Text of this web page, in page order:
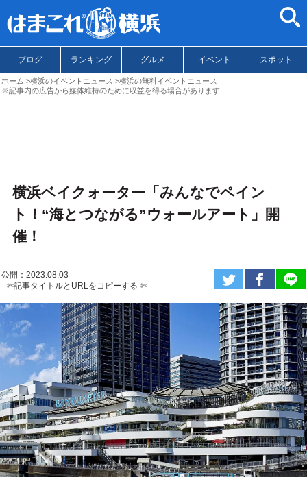
ブログ ランキング グルメ イベント スポット
ホーム 横浜のイベントニュース
横浜の無料イベントニュース
※記事内の広告から媒体維持のために収益を得る場合があります
横浜ベイクォーター「みんなでペイン
ト！“海とつながる”ウォールアート」開
催！
公開：2023.08.03
--✄記事タイトルとURLをコピーする-✄—